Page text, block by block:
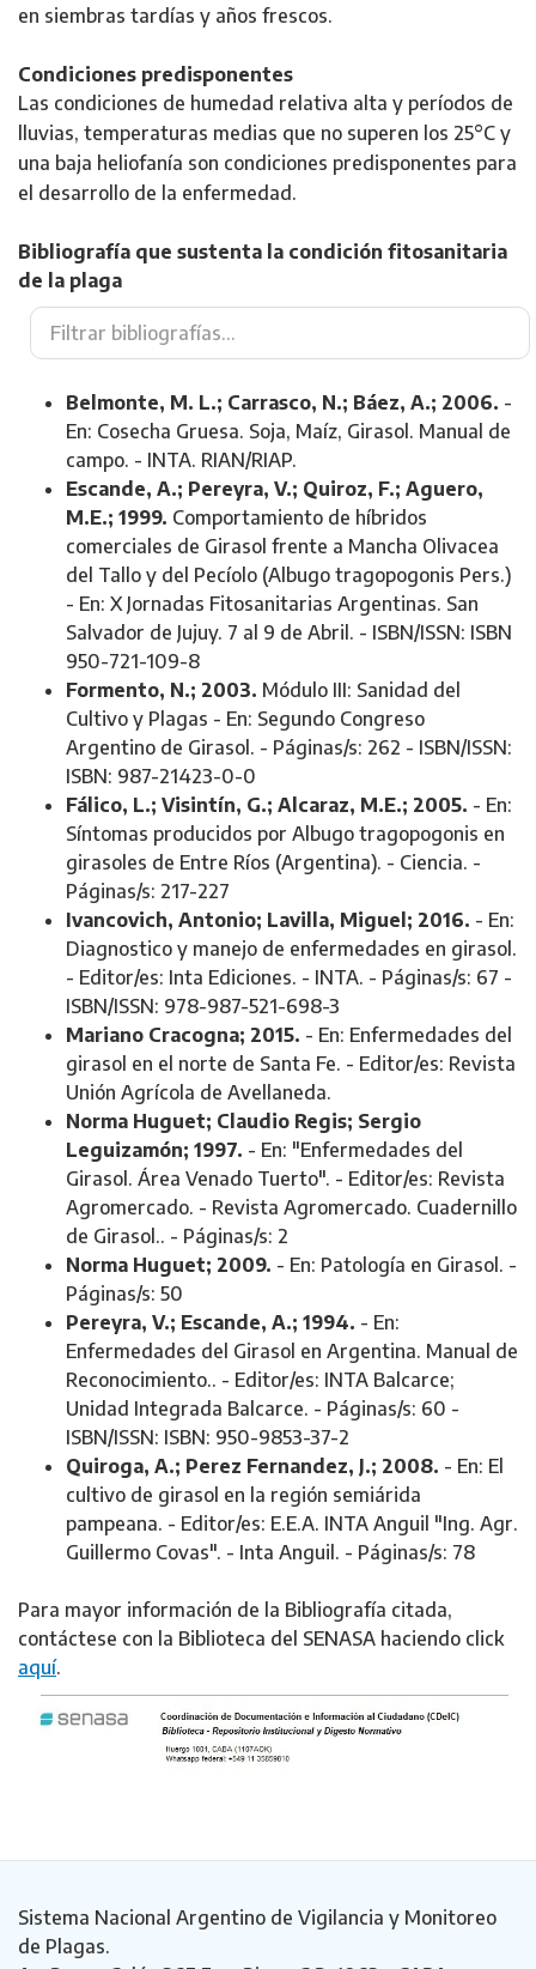
en siembras tardías y años frescos.
Condiciones predisponentes
Las condiciones de humedad relativa alta y períodos de
lluvias, temperaturas medias que no superen los 25°C y
una baja heliofanía son condiciones predisponentes para
el desarrollo de la enfermedad.
Bibliografía que sustenta la condición fitosanitaria
de la plaga
Belmonte, M. L.; Carrasco, N.; Báez, A.; 2006. -
En: Cosecha Gruesa. Soja, Maíz, Girasol. Manual de
campo. - INTA. RIAN/RIAP.
Escande, A.; Pereyra, V.; Quiroz, F.; Aguero,
M.E.; 1999. Comportamiento de híbridos
comerciales de Girasol frente a Mancha Olivacea
del Tallo y del Pecíolo (Albugo tragopogonis Pers.)
- En: X Jornadas Fitosanitarias Argentinas. San
Salvador de Jujuy. 7 al 9 de Abril. - ISBN/ISSN: ISBN
950-721-109-8
Formento, N.; 2003. Módulo III: Sanidad del
Cultivo y Plagas - En: Segundo Congreso
Argentino de Girasol. - Páginas/s: 262 - ISBN/ISSN:
ISBN: 987-21423-0-0
Fálico, L.; Visintín, G.; Alcaraz, M.E.; 2005. - En:
Síntomas producidos por Albugo tragopogonis en
girasoles de Entre Ríos (Argentina). - Ciencia. -
Páginas/s: 217-227
Ivancovich, Antonio; Lavilla, Miguel; 2016. - En:
Diagnostico y manejo de enfermedades en girasol.
- Editor/es: Inta Ediciones. - INTA. - Páginas/s: 67 -
ISBN/ISSN: 978-987-521-698-3
Mariano Cracogna; 2015. - En: Enfermedades del
girasol en el norte de Santa Fe. - Editor/es: Revista
Unión Agrícola de Avellaneda.
Norma Huguet; Claudio Regis; Sergio
Leguizamón; 1997. - En: "Enfermedades del
Girasol. Área Venado Tuerto". - Editor/es: Revista
Agromercado. - Revista Agromercado. Cuadernillo
de Girasol.. - Páginas/s: 2
Norma Huguet; 2009. - En: Patología en Girasol. -
Páginas/s: 50
Pereyra, V.; Escande, A.; 1994. - En:
Enfermedades del Girasol en Argentina. Manual de
Reconocimiento.. - Editor/es: INTA Balcarce;
Unidad Integrada Balcarce. - Páginas/s: 60 -
ISBN/ISSN: ISBN: 950-9853-37-2
Quiroga, A.; Perez Fernandez, J.; 2008. - En: El
cultivo de girasol en la región semiárida
pampeana. - Editor/es: E.E.A. INTA Anguil "Ing. Agr.
Guillermo Covas". - Inta Anguil. - Páginas/s: 78
Para mayor información de la Bibliografía citada,
contáctese con la Biblioteca del SENASA haciendo click
aquí.
Sistema Nacional Argentino de Vigilancia y Monitoreo
de Plagas.